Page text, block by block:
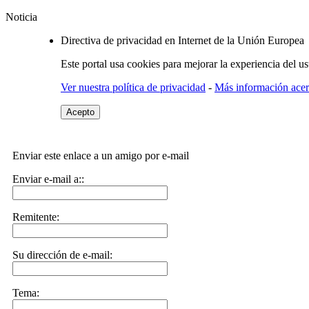
Noticia
Directiva de privacidad en Internet de la Unión Europea
Este portal usa cookies para mejorar la experiencia del
Ver nuestra política de privacidad - Más información
Acepto
Enviar este enlace a un amigo por e-mail
Enviar e-mail a::
Remitente:
Su dirección de e-mail:
Tema: